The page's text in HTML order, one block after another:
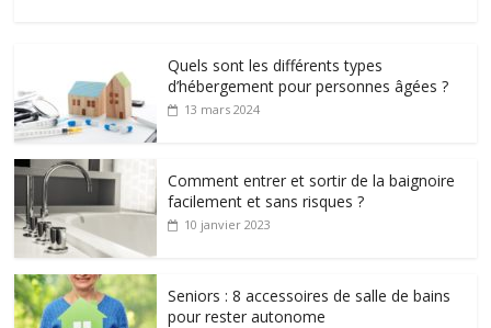
Quels sont les différents types
d’hébergement pour personnes âgées ?
13 mars 2024
Comment entrer et sortir de la baignoire
facilement et sans risques ?
10 janvier 2023
Seniors : 8 accessoires de salle de bains
pour rester autonome